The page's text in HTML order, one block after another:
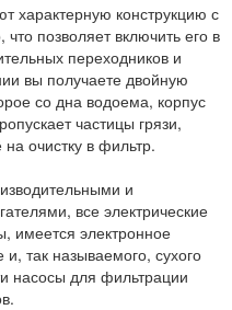
конструкцию с
позволяет включить его в
переходников и
вы получаете двойную
со дна водоема, корпус
частицы грязи,
очистку в фильтр.
и
все электрические
имеется электронное
так называемого, сухого
насосы для фильтрации